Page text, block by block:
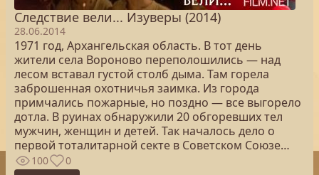
Следствие вели... Изуверы (2014)
28.06.2014
1971 год, Архангельская область. В тот день
жители села Вороново переполошились — над
лесом вставал густой столб дыма. Там горела
заброшенная охотничья заимка. Из города
примчались пожарные, но поздно — все выгорело
дотла. В руинах обнаружили 20 обгоревших тел
мужчин, женщин и детей. Так началось дело о
первой тоталитарной секте в Советском Союзе…
100 0